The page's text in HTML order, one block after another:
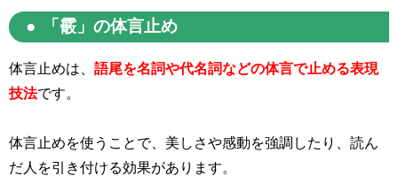
「霰」の体言止め
体言止めは、 語尾を名詞や代名詞などの体言で止める表現
技法です。
体言止めを使うことで、美しさや感動を強調したり、読ん
だ人を引き付ける効果があります。